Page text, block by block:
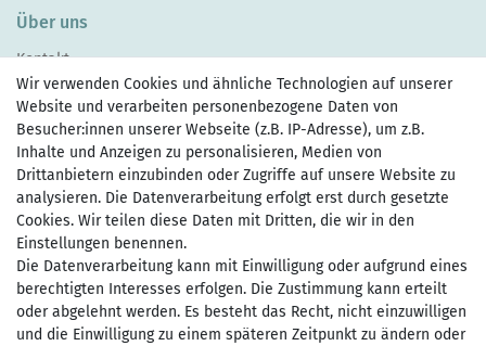
Über uns
Kontakt
Zahlen Sie bequem per
Wir versenden mit
Wir verwenden Cookies und ähnliche Technologien auf unserer
Website und verarbeiten personenbezogene Daten von
Besucher:innen unserer Webseite (z.B. IP-Adresse), um z.B.
Inhalte und Anzeigen zu personalisieren, Medien von
Drittanbietern einzubinden oder Zugriffe auf unsere Website zu
analysieren. Die Datenverarbeitung erfolgt erst durch gesetzte
Cookies. Wir teilen diese Daten mit Dritten, die wir in den
Einstellungen benennen.
Die Datenverarbeitung kann mit Einwilligung oder aufgrund eines
berechtigten Interesses erfolgen. Die Zustimmung kann erteilt
oder abgelehnt werden. Es besteht das Recht, nicht einzuwilligen
und die Einwilligung zu einem späteren Zeitpunkt zu ändern oder